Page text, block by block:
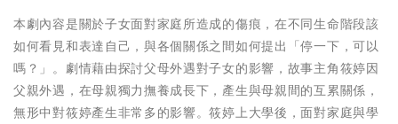
本劇內容是關於子女面對家庭所造成的傷痕，在不同生命階段該
如何看見和表達自己，與各個關係之間如何提出「停一下，可以
嗎？」。劇情藉由探討父母外遇對子女的影響，故事主角筱婷因
父親外遇，在母親獨力撫養成長下，產生與母親間的互累關係，
無形中對筱婷產生非常多的影響。筱婷上大學後，面對家庭與學